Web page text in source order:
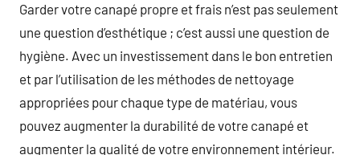
Garder votre canapé propre et frais n’est pas seulement
une question d’esthétique ; c’est aussi une question de
hygiène. Avec un investissement dans le bon entretien
et par l’utilisation de les méthodes de nettoyage
appropriées pour chaque type de matériau, vous
pouvez augmenter la durabilité de votre canapé et
augmenter la qualité de votre environnement intérieur.